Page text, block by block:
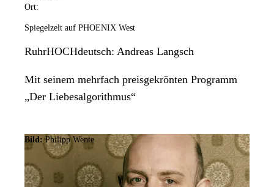
Ort:
Spiegelzelt auf PHOENIX West
RuhrHOCHdeutsch: Andreas Langsch
Mit seinem mehrfach preisgekrönten Programm
„Der Liebesalgorithmus“
Bild: Philipp Wente